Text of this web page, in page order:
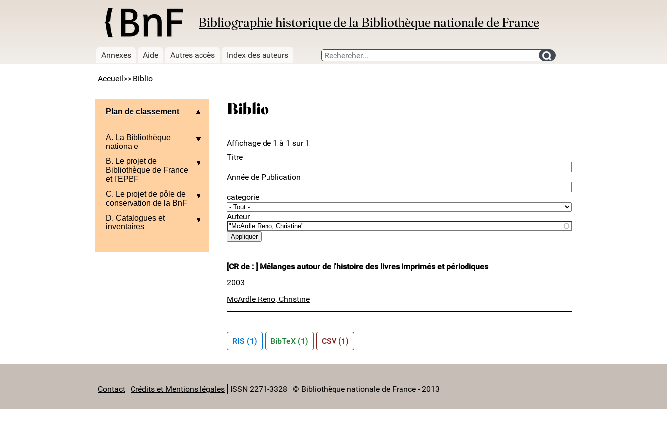
Bibliographie historique de la Bibliothèque nationale de France
Annexes Aide Autres accès Index des auteurs Search for an bibliography
Accueil >> Biblio
Plan de classement
A. La Bibliothèque
nationale
B. Le projet de
Bibliothèque de France
et l'EPBF
C. Le projet de pôle de
conservation de la BnF
D. Catalogues et
inventaires
Biblio
Affichage de 1 à 1 sur 1
Titre
Année de Publication
categorie
Auteur
[CR de : ] Mélanges autour de l'histoire des livres imprimés et périodiques
2003
McArdle Reno, Christine
RIS (1) BibTeX (1) CSV (1)
Contact Crédits et Mentions légales ISSN 2271-3328 © Bibliothèque nationale de France - 2013